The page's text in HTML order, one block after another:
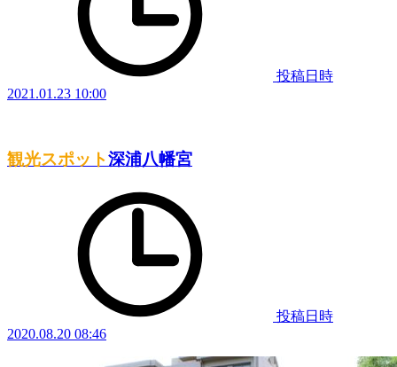
投稿日時
2021.01.23 10:00
観光スポット深浦八幡宮
投稿日時
2020.08.20 08:46